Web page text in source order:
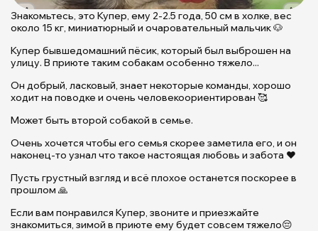
Знакомьтесь, это Купер, ему 2-2.5 года, 50 см в холке, вес
около 15 кг, миниатюрный и очаровательный мальчик 🐶
Купер бывшедомашний пёсик, который был выброшен на
улицу. В приюте таким собакам особенно тяжело...
Он добрый, ласковый, знает некоторые команды, хорошо
ходит на поводке и очень человекоориентирован 🥰
Может быть второй собакой в семье.
Очень хочется чтобы его семья скорее заметила его, и он
наконец-то узнал что такое настоящая любовь и забота ❤️
Пусть грустный взгляд и всё плохое останется поскорее в
прошлом 🙏
Если вам понравился Купер, звоните и приезжайте
знакомиться, зимой в приюте ему будет совсем тяжело😔